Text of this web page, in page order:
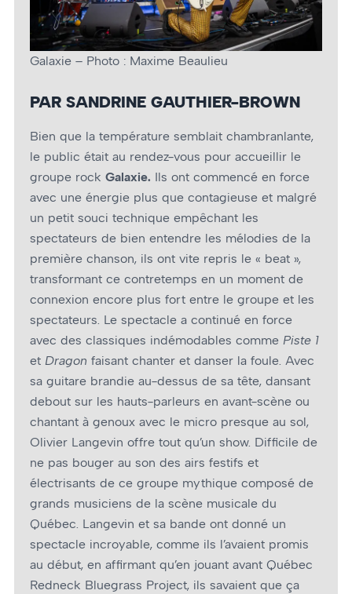
Galaxie – Photo : Maxime Beaulieu
PAR SANDRINE GAUTHIER-BROWN
Bien que la température semblait chambranlante,
le public était au rendez-vous pour accueillir le
groupe rock Galaxie. Ils ont commencé en force
avec une énergie plus que contagieuse et malgré
un petit souci technique empêchant les
spectateurs de bien entendre les mélodies de la
première chanson, ils ont vite repris le « beat »,
transformant ce contretemps en un moment de
connexion encore plus fort entre le groupe et les
spectateurs. Le spectacle a continué en force
avec des classiques indémodables comme Piste 1
et Dragon faisant chanter et danser la foule. Avec
sa guitare brandie au-dessus de sa tête, dansant
debout sur les hauts-parleurs en avant-scène ou
chantant à genoux avec le micro presque au sol,
Olivier Langevin offre tout qu’un show. Difficile de
ne pas bouger au son des airs festifs et
électrisants de ce groupe mythique composé de
grands musiciens de la scène musicale du
Québec. Langevin et sa bande ont donné un
spectacle incroyable, comme ils l’avaient promis
au début, en affirmant qu’en jouant avant Québec
Redneck Bluegrass Project, ils savaient que ça